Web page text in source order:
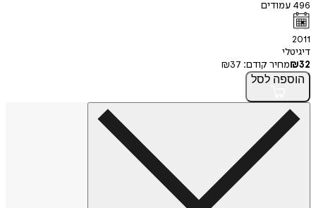
496 עמודים
2011
דיגיטלי
₪32 מחיר קודם: ₪37
הוספה לסל